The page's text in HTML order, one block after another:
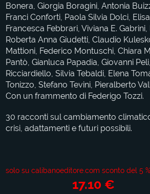
Bonera, Giorgia Boragini, Antonia
Franci Conforti, Paola Silvia Dolci,
Francesca Febbrari, Viviana E.
Roberta Anna Giudetti, Claudio
Mattioni, Federico Montuschi, Chiara
Pantò, Gianluca Papadia, Giovanni
Ricciardiello, Silvia Tebaldi, Elena
Tonizzo, Stefano Tevini, Pieralberto
Con un frammento di Federigo Tozzi.
30 racconti sul cambiamento
crisi, adattamenti e futuri possibili.
solo su calibanoeditore.com sconto del 5 %
17.10 €